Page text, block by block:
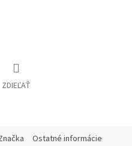
ZDIEĽAŤ
Ostatné informácie